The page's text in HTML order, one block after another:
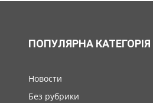
ПОПУЛЯРНА КАТЕГОРІЯ
Новости
Без рубрики